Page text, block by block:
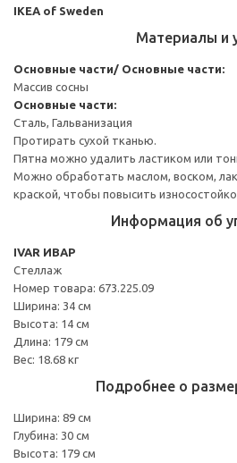
IKEA of Sweden
Материалы и
Основные части/ Основные части:
Массив сосны
Основные части:
Сталь, Гальванизация
Протирать сухой тканью.
Пятна можно удалить ластиком или
Можно обработать маслом, воском,
краской, чтобы повысить
Информация об
IVAR ИВАР
Стеллаж
Номер товара: 673.225.09
Ширина: 34 см
Высота: 14 см
Длина: 179 см
Вес: 18.68 кг
Подробнее о
Ширина: 89 см
Глубина: 30 см
Высота: 179 см